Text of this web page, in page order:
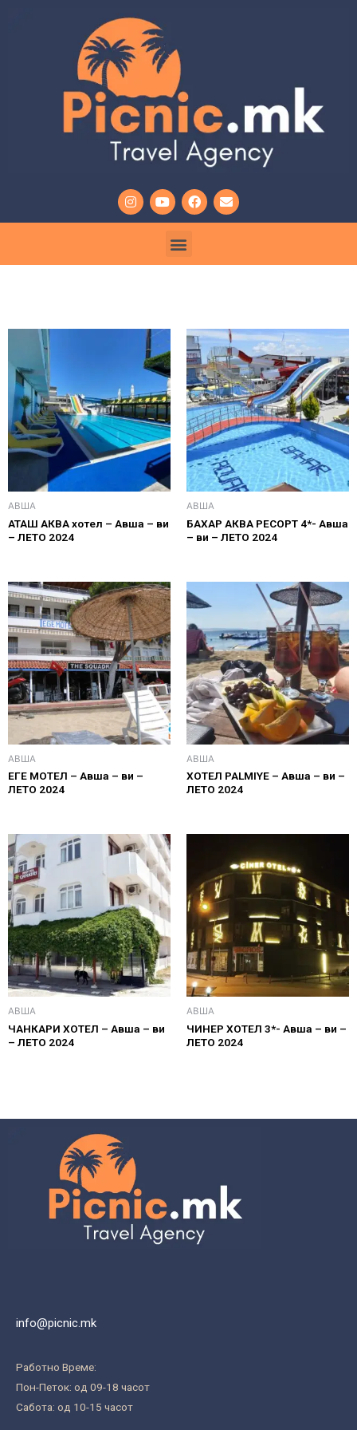
АВША
АТАШ АКВА хотел – Авша – ви
– ЛЕТО 2024
АВША
БАХАР АКВА РЕСОРТ 4*- Авша
– ви – ЛЕТО 2024
АВША
ЕГЕ МОТЕЛ – Авша – ви –
ЛЕТО 2024
АВША
ХОТЕЛ PALMIYE – Авша – ви –
ЛЕТО 2024
АВША
ЧАНКАРИ ХОТЕЛ – Авша – ви
– ЛЕТО 2024
АВША
ЧИНЕР ХОТЕЛ 3*- Авша – ви –
ЛЕТО 2024
info@picnic.mk
Работно Време:
Пон-Петок: од 09-18 часот
Сабота: од 10-15 часот